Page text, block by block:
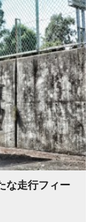
な走行フィー